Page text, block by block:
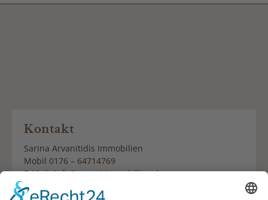
Kontakt
Sarina Arvanitidis Immobilien
Mobil 0176 – 64714769
E-Mail:info@arvani-immobilien.de
Büro Lilienthal